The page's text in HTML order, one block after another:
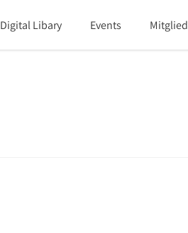
Digital Libary Events